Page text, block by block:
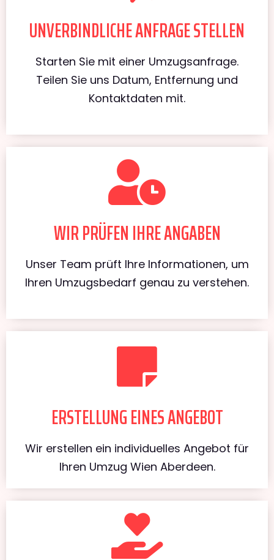
UNVERBINDLICHE ANFRAGE STELLEN
Starten Sie mit einer Umzugsanfrage.
Teilen Sie uns Datum, Entfernung und
Kontaktdaten mit.
WIR PRÜFEN IHRE ANGABEN
Unser Team prüft Ihre Informationen, um
Ihren Umzugsbedarf genau zu verstehen.
ERSTELLUNG EINES ANGEBOT
Wir erstellen ein individuelles Angebot für
Ihren Umzug Wien Aberdeen.